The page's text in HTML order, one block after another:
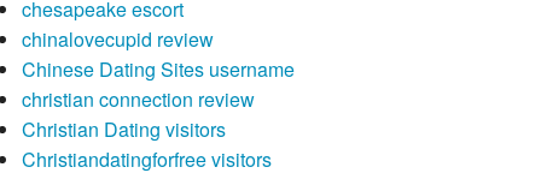
chesapeake escort
chinalovecupid review
Chinese Dating Sites username
christian connection review
Christian Dating visitors
Christiandatingforfree visitors